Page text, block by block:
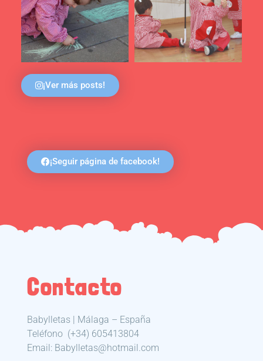
¡Ver más posts!
¡Seguir página de facebook!
Contacto
Babylletas | Málaga – España
Teléfono (+34) 605413804
Email: Babylletas@hotmail.com